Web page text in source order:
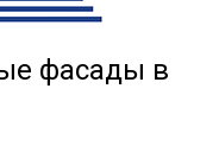
фасады в